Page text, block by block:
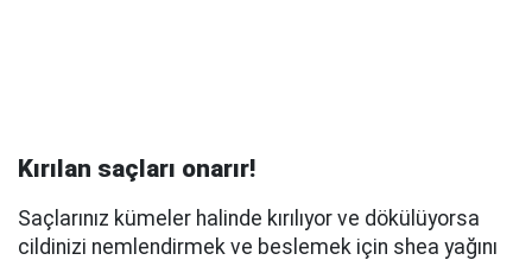
Kırılan saçları onarır!
Saçlarınız kümeler halinde kırılıyor ve dökülüyorsa
cildinizi nemlendirmek ve beslemek için shea yağını